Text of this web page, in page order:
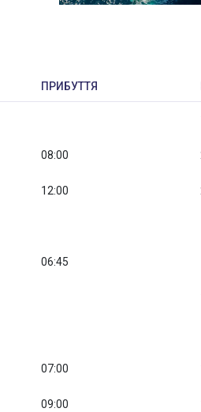
ПРИБУТТЯ
08:00
12:00
06:45
07:00
09:00